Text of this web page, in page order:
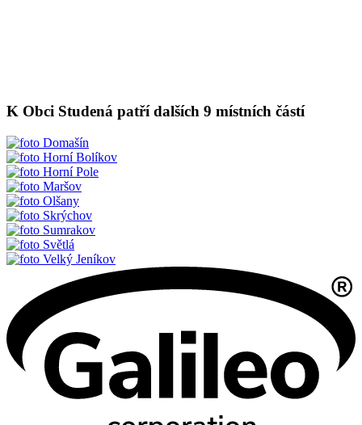
K Obci Studená patří dalších 9 místních částí
Domašín
Horní Bolíkov
Horní Pole
Maršov
Olšany
Skrýchov
Sumrakov
Světlá
Velký Jeníkov